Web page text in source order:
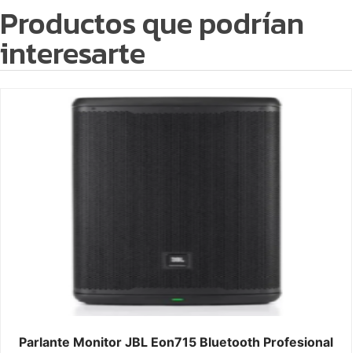
Productos que podrían
interesarte
Parlante Monitor JBL Eon715 Bluetooth Profesional